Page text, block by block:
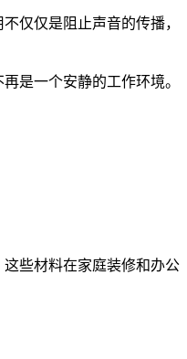
仅仅是阻止声音的传播，
是一个安静的工作环境。
些材料在家庭装修和办公